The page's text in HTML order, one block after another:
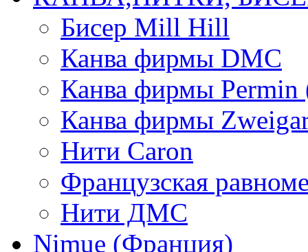
Бисер Mill Hill
Канва фирмы DMC
Канва фирмы Permin
Канва фирмы
Нити Caron
Французская
Нити ДМС
Nimue (Франция)